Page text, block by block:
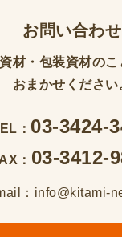
お問い合わせ
材・包装資材のこ
おまかせください
： 03-3424-
： 03-3412-
：info@kitami-